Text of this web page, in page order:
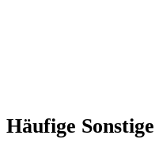
Häufige